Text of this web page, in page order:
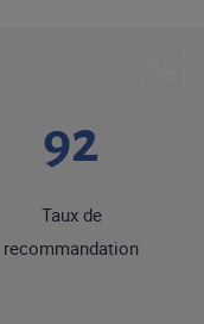
92
Taux de
recommandation